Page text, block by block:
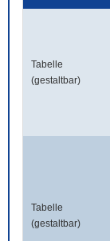
Tabelle
(gestaltbar)
Tabelle
(gestaltbar)